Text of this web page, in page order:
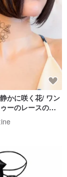
かに咲く花/ ワン
ーのレースのチ